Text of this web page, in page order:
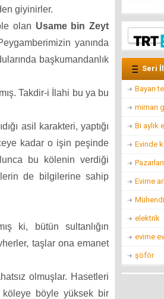
giyinirler.
olan Usame bin Zeyt
yanında
başkumandanlık
Takdir-i İlahi bu ya bu
asil karakteri, yaptığı
kadar o işin peşinde
bu kölenin verdiği
de bilgilerine sahip
ki, bütün sultanlığın
taşlar ona emanet
olmuşlar. Hasetleri
köleye böyle yüksek bir
Seri
Bayan
mimarı
Bi aylık
Evinde
Evime
elektrik
evime
şöför